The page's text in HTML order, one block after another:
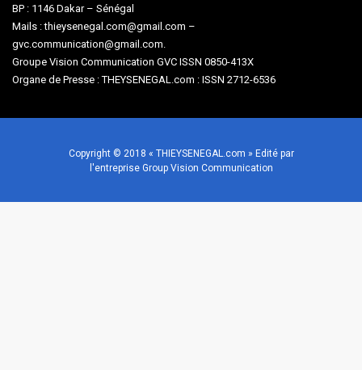
BP : 1146 Dakar – Sénégal
Mails : thieysenegal.com@gmail.com –
gvc.communication@gmail.com.
Groupe Vision Communication GVC ISSN 0850-413X
Organe de Presse : THEYSENEGAL.com : ISSN 2712-6536
Copyright © 2018 « THIEYSENEGAL.com » Edité par
l'entreprise Group Vision Communication